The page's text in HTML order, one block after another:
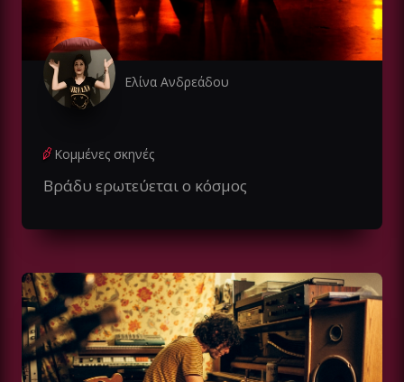
Ελίνα Ανδρεάδου
Κομμένες σκηνές
Βράδυ ερωτεύεται ο κόσμος